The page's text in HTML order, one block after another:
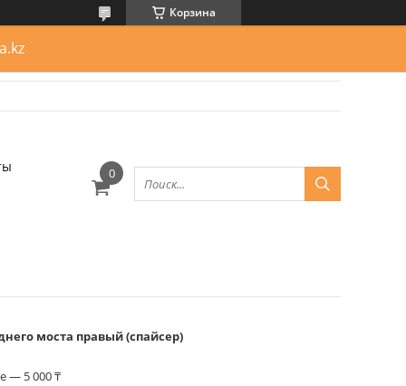
Корзина
моста правый (спайсер)
— 5 000 ₸